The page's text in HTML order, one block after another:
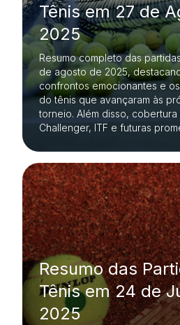
Tênis em 27 de
2025
Resumo completo das
de agosto de 2025,
confrontos emocionantes e
do tênis que avançaram às
torneio. Além disso,
Challenger, ITF e futuras
Resumo das
Tênis em 24 de
2025